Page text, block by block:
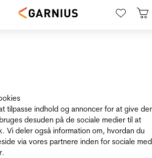
tilpasse indhold og annoncer for at give
desuden på de sociale medier til at
Vi deler også information om, hvordan du
via vores partnere inden for sociale